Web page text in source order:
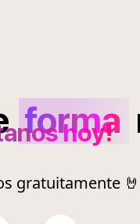
forma
hoy!
gratuitamente 🤘